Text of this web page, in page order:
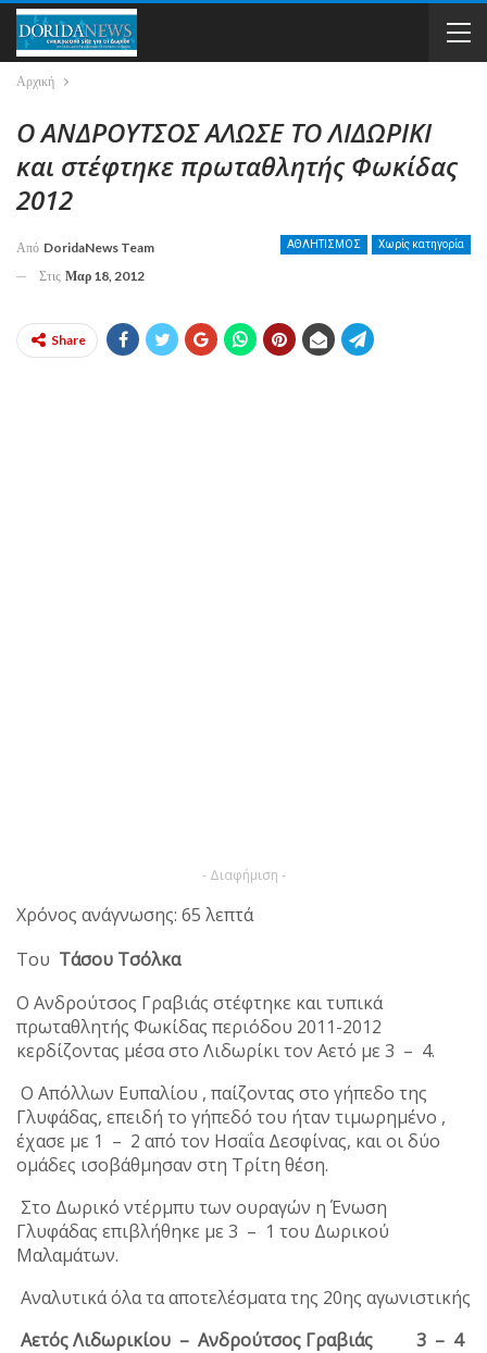
Αρχική
Ο ΑΝΔΡΟΥΤΣΟΣ ΑΛΩΣΕ ΤΟ ΛΙΔΩΡΙΚΙ
και στέφτηκε πρωταθλητής Φωκίδας
2012
ΑΘΛΗΤΙΣΜΟΣ Χωρίς κατηγορία
Από DoridaNews Team
Στις Μαρ 18, 2012
Share
- Διαφήμιση -
Χρόνος ανάγνωσης: 65 λεπτά
Του Τάσου Τσόλκα
Ο Ανδρούτσος Γραβιάς στέφτηκε και τυπικά
πρωταθλητής Φωκίδας περιόδου 2011-2012
κερδίζοντας μέσα στο Λιδωρίκι τον Αετό με 3 – 4.
Ο Απόλλων Ευπαλίου , παίζοντας στο γήπεδο της
Γλυφάδας, επειδή το γήπεδό του ήταν τιμωρημένο ,
έχασε με 1 – 2 από τον Ησαΐα Δεσφίνας, και οι δύο
ομάδες ισοβάθμησαν στη Τρίτη θέση.
Στο Δωρικό ντέρμπυ των ουραγών η Ένωση
Γλυφάδας επιβλήθηκε με 3 – 1 του Δωρικού
Μαλαμάτων.
Αναλυτικά όλα τα αποτελέσματα της 20ης αγωνιστικής
Αετός Λιδωρικίου – Ανδρούτσος Γραβιάς 3 – 4